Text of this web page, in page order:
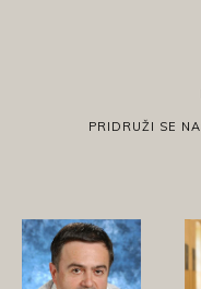
PRIDRUŽI SE